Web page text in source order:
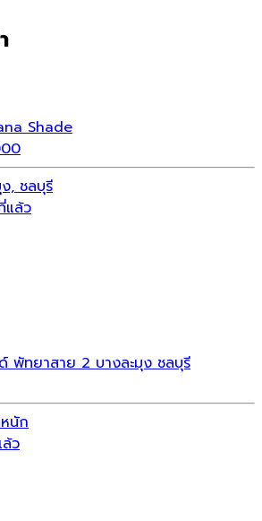
Shade
, ชลบุรี
แล้ว
พัทยาสาย 2 บางละมุง ชลบุรี
นัก
ว